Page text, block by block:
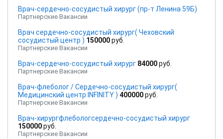
Врач-сердечно-сосудистый хирург (пр-т Ленина 59Б)
Партнерские Вакансии
Врач сердечно-сосудистый хирург( Чеховский
сосудистый центр ) 150000руб.
Партнерские Вакансии
Врач-сердечно-сосудистый хирург 84000руб.
Партнерские Вакансии
Врач-флеболог / Сердечно-сосудистый хирург(
Медицинский центр INFINITY ) 400000руб.
Партнерские Вакансии
Врач-хирургфлебологсердечно-сосудистый хирург
150000руб.
Партнерские Вакансии